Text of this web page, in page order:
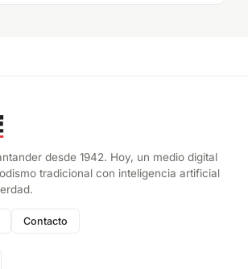
desde 1942. Hoy, un medio digital
tradicional con inteligencia artificial
Contacto